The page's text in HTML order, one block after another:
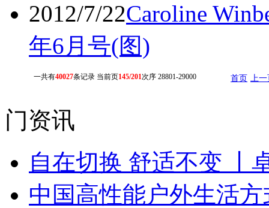
2012/7/22Caroline
年6月号(图)
一共有40027条记录 当前页145/201次序 28801-29000 首页 上一
门资讯
自在切换 舒适不变 丨
中国高性能户外生活